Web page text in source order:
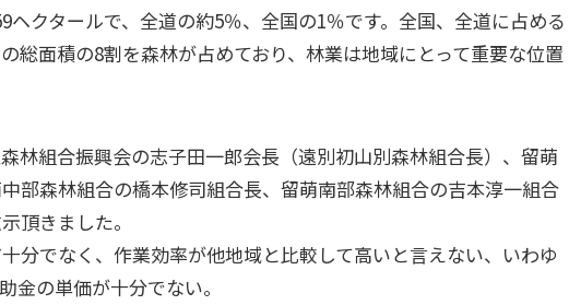
クタールで、全道の約5％、全国の1％です。全国、全道に占める
総面積の8割を森林が占めており、林業は地域にとって重要な位置
林組合振興会の志子田一郎会長（遠別初山別森林組合長）、留萌
部森林組合の橋本修司組合長、留萌南部森林組合の吉本淳一組合
頂きました。
分でなく、作業効率が他地域と比較して高いと言えない、いわゆ
金の単価が十分でない。